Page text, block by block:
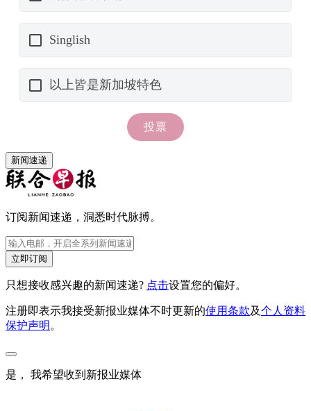
新闻速递
订阅新闻速递，洞悉时代脉搏。
立即订阅
只想接收感兴趣的新闻速递? 点击设置您的偏好。
注册即表示我接受新报业媒体不时更新的使用条款及个人资料
保护声明 。
是， 我希望收到新报业媒体